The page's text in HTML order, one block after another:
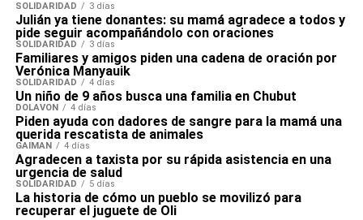
SOLIDARIDAD 3 días
Julián ya tiene donantes: su mamá agradece a todos y
pide seguir acompañándolo con oraciones
SOLIDARIDAD 3 días
Familiares y amigos piden una cadena de oración por
Verónica Manyauik
SOLIDARIDAD 4 días
Un niño de 9 años busca una familia en Chubut
DOLAVON 4 días
Piden ayuda con dadores de sangre para la mamá una
querida rescatista de animales
GAIMAN 4 días
Agradecen a taxista por su rápida asistencia en una
urgencia de salud
SOLIDARIDAD 5 días
La historia de cómo un pueblo se movilizó para
recuperar el juguete de Oli